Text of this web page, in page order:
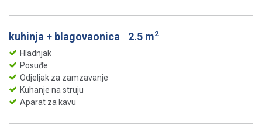
kuhinja + blagovaonica 2.5 m2
Hladnjak
Posuđe
Odjeljak za zamzavanje
Kuhanje na struju
Aparat za kavu